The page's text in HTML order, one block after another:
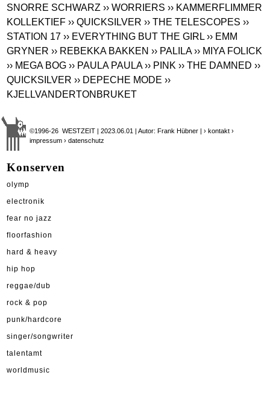
SNORRE SCHWARZ ›› WORRIERS ›› KAMMERFLIMMER
KOLLEKTIEF ›› QUICKSILVER ›› THE TELESCOPES ››
STATION 17 ›› EVERYTHING BUT THE GIRL ›› EMM
GRYNER ›› REBEKKA BAKKEN ›› PALILA ›› MIYA FOLICK
›› MEGA BOG ›› PAULA PAULA ›› PINK ›› THE DAMNED››
QUICKSILVER ›› DEPECHE MODE ››
KJELLVANDERTONBRUKET
©1996-26 WESTZEIT | 2023.06.01 | Autor: Frank Hübner |› kontakt ›
impressum › datenschutz
Konserven
olymp
electronik
fear no jazz
floorfashion
hard & heavy
hip hop
reggae/dub
rock & pop
punk/hardcore
singer/songwriter
talentamt
worldmusic